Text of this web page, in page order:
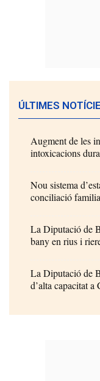
ÚLTIMES
Augment de les
intoxicacions
Nou sistema
conciliació
La Diputació de
bany en rius i
La Diputació de
d’alta capacitat a